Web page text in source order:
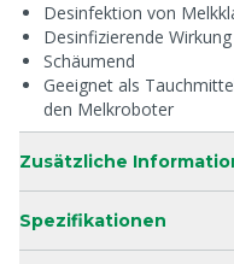
Desinfektion von
Desinfizierende Wirkung
Schäumend
Geeignet als
den Melkroboter
Zusätzliche
Spezifikationen